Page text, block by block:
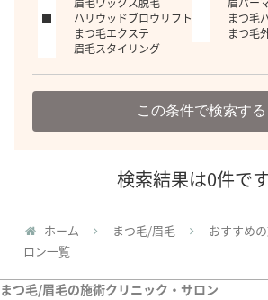
ハリウッドブロウリフト
まつ毛
まつ毛エクステ
まつ毛
眉毛スタイリング
この条件で検索する
検索結果は0件です
ホーム まつ毛/眉毛
おすすめ
ロン一覧
まつ毛/眉毛の施術クリニック・サロン